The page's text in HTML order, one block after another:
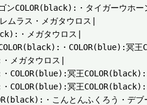
COLOR(black):・タイガーウホ
ムラス・メガタウロス|
・メガタウロス|
・COLOR(blue):冥
メガタウロス|
COLOR(blue):冥王
COLOR(blue):冥王
・こんとんふくろう・デブ